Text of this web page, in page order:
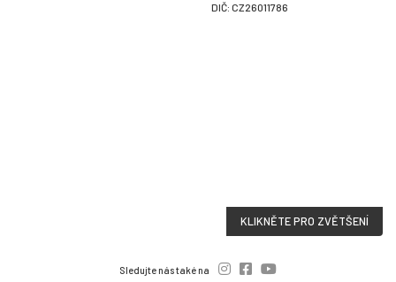
DIČ: CZ26011786
KLIKNĚTE PRO ZVĚTŠENÍ
Sledujte nás také na